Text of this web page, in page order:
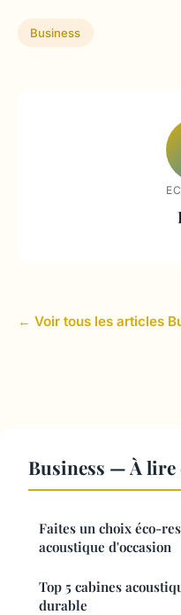
Business
← Voir tous les articles
Business — À lire
Faites un choix éco-
acoustique d'occasion
Top 5 cabines
durable